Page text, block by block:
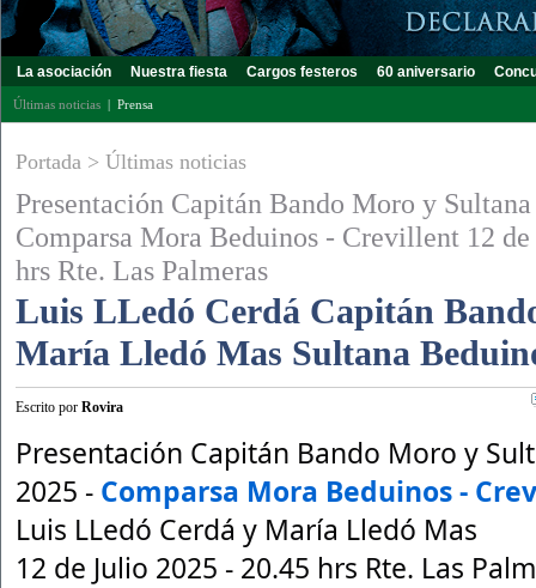
La asociación Nuestra fiesta Cargos festeros 60 aniversario
Últimas noticias | Prensa
Portada > Últimas noticias
Presentación Capitán Bando Moro y
Comparsa Mora Beduinos - Crevillent 12
hrs Rte. Las Palmeras
Luis LLedó Cerdá Capitán
María Lledó Mas Sultana
Escrito por Rovira
Presentación Capitán Bando Moro y
2025 - Comparsa Mora Beduinos -
Luis LLedó Cerdá y María Lledó Mas
12 de Julio 2025 - 20.45 hrs Rte. Las